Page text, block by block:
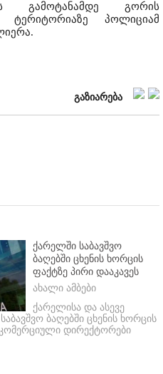
გამოტანამდე გორის
ტერიტორიაზე პოლიციამ
გაზიარება
ქარელში საბავშვო
ბაღებში ცხენის ხორცის
ფაქტზე პირი დააკავეს
ახალი ამბები
ქარელისა და ასევე
ბაღებში ცხენის ხორცის
კომერციული დირექტორები